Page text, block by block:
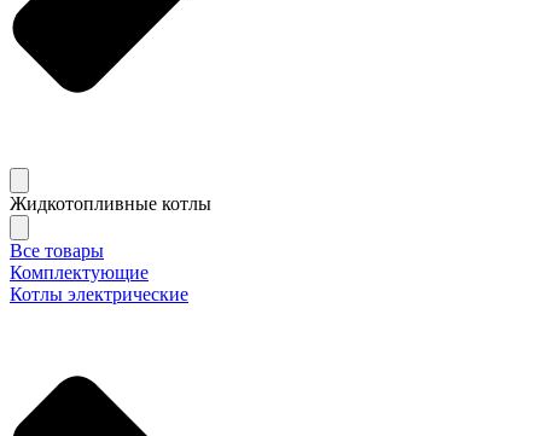
Жидкотопливные котлы
Все товары
Комплектующие
Котлы электрические